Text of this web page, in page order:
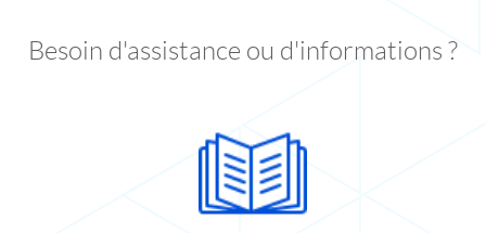
Besoin d'assistance ou d'informations ?